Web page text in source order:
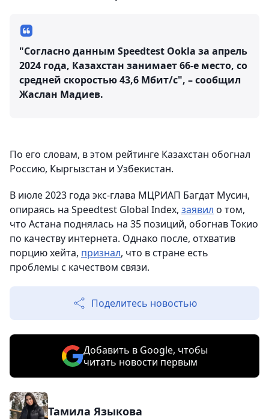
"Согласно данным Speedtest Ookla за апрель
2024 года, Казахстан занимает 66-е место, со
средней скоростью 43,6 Мбит/с", – сообщил
Жаслан Мадиев.
По его словам, в этом рейтинге Казахстан обогнал
Россию, Кыргызстан и Узбекистан.
В июле 2023 года экс-глава МЦРИАП Багдат Мусин,
опираясь на Speedtest Global Index, заявил о том,
что Астана поднялась на 35 позиций, обогнав Токио
по качеству интернета. Однако после, отхватив
порцию хейта, признал, что в стране есть
проблемы с качеством связи.
Поделитесь новостью
Добавить в Google, чтобы
читать новости первым
Тамила Языкова